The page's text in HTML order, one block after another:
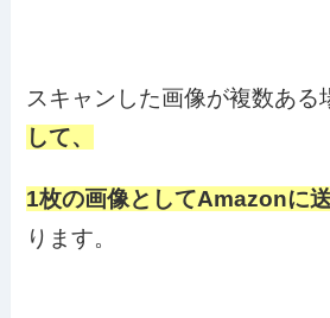
スキャンした画像が複数ある
して、
1枚の画像としてAmazonに
ります。